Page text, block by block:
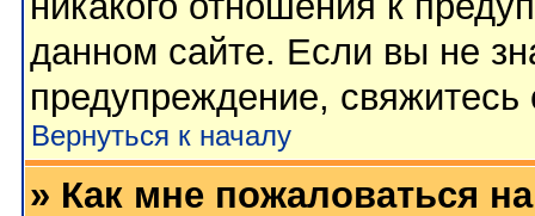
данном сайте. Если вы не
предупреждение,
Вернуться к началу
» Как мне пожаловаться